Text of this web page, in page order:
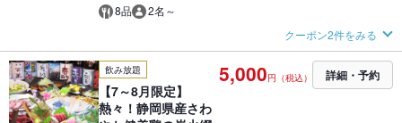
8品 2名～
クーポン2件をみる
飲み放題
【7～8月限定】
熱々！静岡県産さわ
5,000円（税込） 詳細・予約